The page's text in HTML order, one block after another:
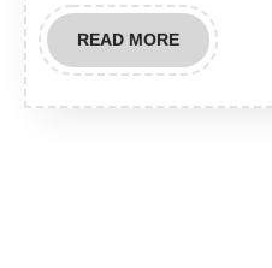
READ MOREREAD
MORE